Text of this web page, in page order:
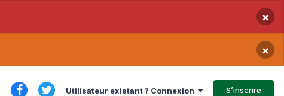
×
×
Utilisateur existant ? Connexion S’inscrire